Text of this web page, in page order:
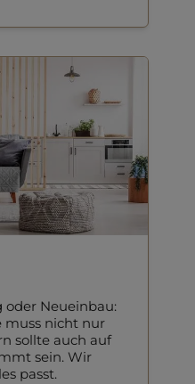
oder Neueinbau:
muss nicht nur
sollte auch auf
sein. Wir
passt.